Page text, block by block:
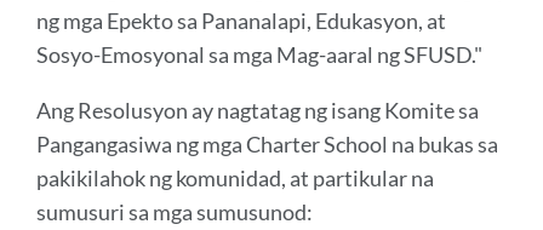
ng mga Epekto sa Pananalapi, Edukasyon, at
Sosyo-Emosyonal sa mga Mag-aaral ng SFUSD."
Ang Resolusyon ay nagtatag ng isang Komite sa
Pangangasiwa ng mga Charter School na bukas sa
pakikilahok ng komunidad, at partikular na
sumusuri sa mga sumusunod: